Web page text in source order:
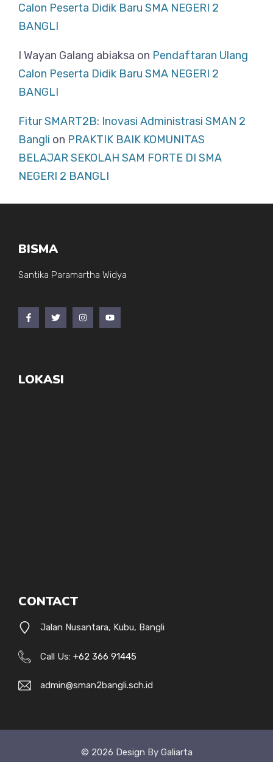
Calon Peserta Didik Baru SMA NEGERI 2
BANGLI
I Wayan Galang abiaksa on Pendaftaran Ulang
Calon Peserta Didik Baru SMA NEGERI 2
BANGLI
Fitur SMART2B: Inovasi Administrasi SMAN 2
Bangli on PRAKTIK BAIK KOMUNITAS
BELAJAR SEKOLAH SAM FORTE DI SMA
NEGERI 2 BANGLI
BISMA
Santika Paramartha Widya
LOKASI
CONTACT
Jalan Nusantara, Kubu, Bangli
Call Us: +62 366 91445
admin@sman2bangli.sch.id
© 2026 Design By Galiarta